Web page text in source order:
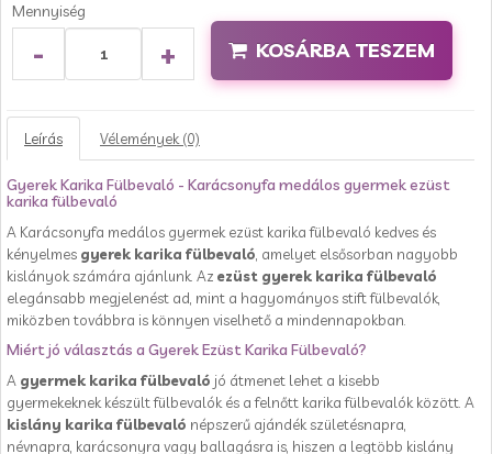
Mennyiség
- + KOSÁRBA TESZEM
Leírás Vélemények (0)
Gyerek Karika Fülbevaló - Karácsonyfa medálos gyermek ezüst
karika fülbevaló
A Karácsonyfa medálos gyermek ezüst karika fülbevaló kedves és
kényelmes gyerek karika fülbevaló , amelyet elsősorban nagyobb
kislányok számára ajánlunk. Az ezüst gyerek karika fülbevaló
elegánsabb megjelenést ad, mint a hagyományos stift fülbevalók,
miközben továbbra is könnyen viselhető a mindennapokban.
Miért jó választás a Gyerek Ezüst Karika Fülbevaló?
A gyermek karika fülbevaló jó átmenet lehet a kisebb
gyermekeknek készült fülbevalók és a felnőtt karika fülbevalók között. A
kislány karika fülbevaló népszerű ajándék születésnapra,
névnapra, karácsonyra vagy ballagásra is, hiszen a legtöbb kislány